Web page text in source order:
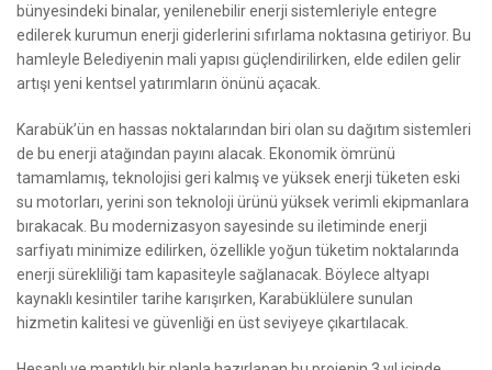
bünyesindeki binalar, yenilenebilir enerji sistemleriyle entegre
edilerek kurumun enerji giderlerini sıfırlama noktasına getiriyor. Bu
hamleyle Belediyenin mali yapısı güçlendirilirken, elde edilen gelir
artışı yeni kentsel yatırımların önünü açacak.
Karabük’ün en hassas noktalarından biri olan su dağıtım sistemleri
de bu enerji atağından payını alacak. Ekonomik ömrünü
tamamlamış, teknolojisi geri kalmış ve yüksek enerji tüketen eski
su motorları, yerini son teknoloji ürünü yüksek verimli ekipmanlara
bırakacak. Bu modernizasyon sayesinde su iletiminde enerji
sarfiyatı minimize edilirken, özellikle yoğun tüketim noktalarında
enerji sürekliliği tam kapasiteyle sağlanacak. Böylece altyapı
kaynaklı kesintiler tarihe karışırken, Karabüklülere sunulan
hizmetin kalitesi ve güvenliği en üst seviyeye çıkartılacak.